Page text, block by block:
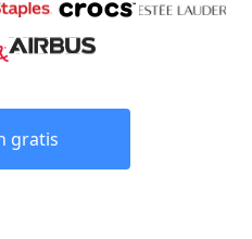
gratis